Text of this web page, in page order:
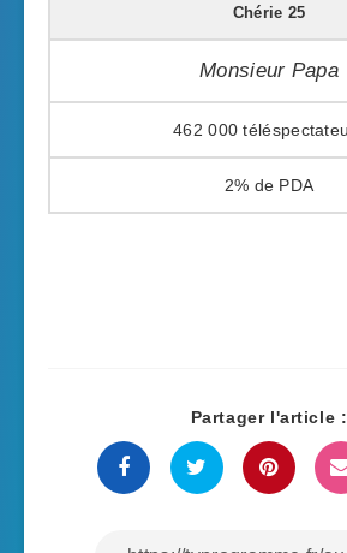
Chérie 25
Monsieur Papa
462 000
2%
Partager l'article :